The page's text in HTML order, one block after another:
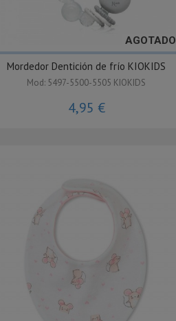
AGOTADO
Mordedor Dentición de frío KIOKIDS
Mod: 5497-5500-5505 KIOKIDS
4,95 €